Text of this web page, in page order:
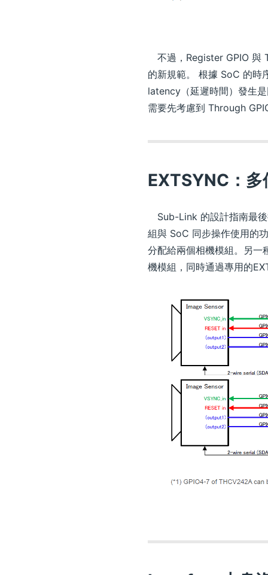
不過，Register GPIO 與
的新規範。 根據 SoC 的時
latency（延遲時間）發生
需要先考慮到 Through
EXTSYNC：多
Sub-Link 的設計指南最
組與 SoC 同步操作使用的
分配給兩個相機模組。另
機模組，同時通過專用的